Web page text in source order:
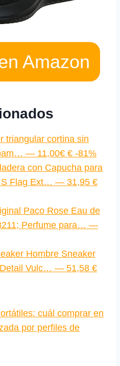
Amazon
triangular cortina sin
— 11,00€ € -81%
con Capucha para
S Flag Ext… — 31,95 €
Paco Rose Eau de
Perfume para… —
Hombre Sneaker
Vulc… — 51,58 €
cuál comprar en
por perfiles de